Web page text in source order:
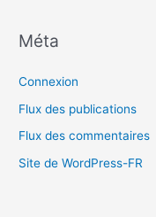
Méta
Connexion
Flux des publications
Flux des commentaires
Site de WordPress-FR